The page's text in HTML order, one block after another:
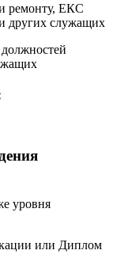
ремонту, ЕКС
других служащих
уровня
или Диплом